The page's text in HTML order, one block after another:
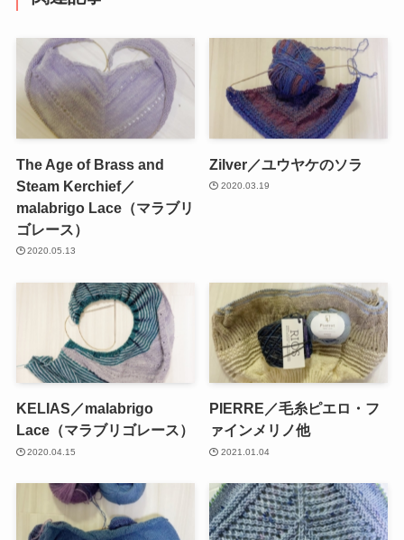
The Age of Brass and
Steam Kerchief／
malabrigo Lace（マラブリ
ゴレース）
2020.05.13
Zilver／ユウヤケのソラ
2020.03.19
KELIAS／malabrigo
Lace（マラブリゴレース）
2020.04.15
PIERRE／毛糸ピエロ・フ
ァインメリノ他
2021.01.04